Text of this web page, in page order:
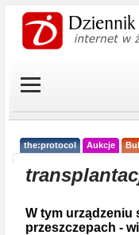
the:protocol Aukcje
W tym urządzeniu
przeszczepach -